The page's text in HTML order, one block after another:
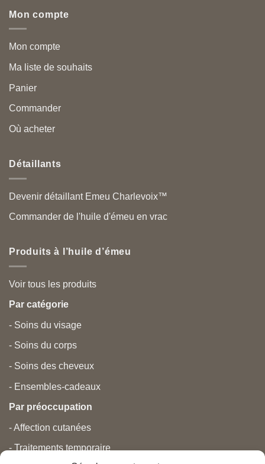
Mon compte
Mon compte
Ma liste de souhaits
Panier
Commander
Où acheter
Détaillants
Devenir détaillant Emeu Charlevoix™
Commander de l'huile d'émeu en vrac
Produits à l’huile d’émeu
Voir tous les produits
Par catégorie
- Soins du visage
- Soins du corps
- Soins des cheveux
- Ensembles-cadeaux
Par préoccupation
- Affection cutanées
- Traitements temporaire